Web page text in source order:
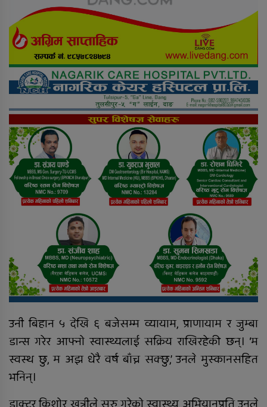
उनी बिहान ५ देखि ६ बजेसम्म व्यायाम, प्राणायाम र जुम्बा
डान्स गरेर आफ्नो स्वास्थ्यलाई सक्रिय राखिरहेकी छन्। ‘म
स्वस्थ छु, म अझ धेरै वर्ष बाँच्न सक्छु,’ उनले मुस्कानसहित
भनिन्।